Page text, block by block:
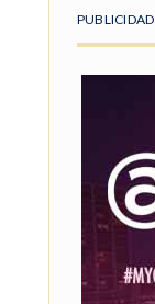
PUBLICIDAD